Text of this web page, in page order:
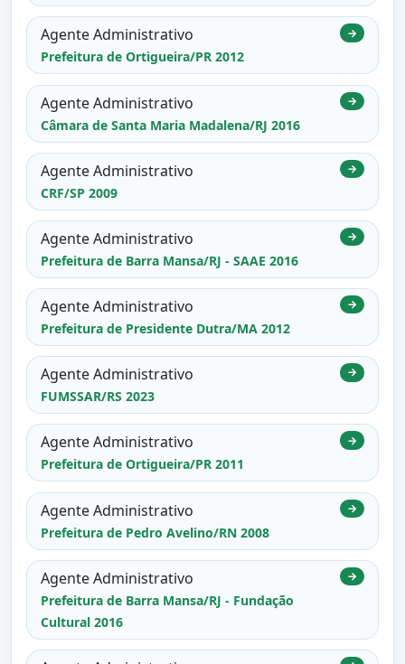
Agente Administrativo
Prefeitura de Ortigueira/PR 2012
→
Agente Administrativo
Câmara de Santa Maria Madalena/RJ 2016
→
Agente Administrativo
CRF/SP 2009
→
Agente Administrativo
Prefeitura de Barra Mansa/RJ - SAAE 2016
→
Agente Administrativo
Prefeitura de Presidente Dutra/MA 2012
→
Agente Administrativo
FUMSSAR/RS 2023
→
Agente Administrativo
Prefeitura de Ortigueira/PR 2011
→
Agente Administrativo
Prefeitura de Pedro Avelino/RN 2008
→
Agente Administrativo
Prefeitura de Barra Mansa/RJ - Fundação
Cultural 2016
→